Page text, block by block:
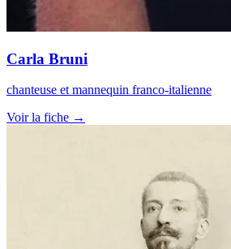
Carla Bruni
chanteuse et mannequin franco-italienne
Voir la fiche →